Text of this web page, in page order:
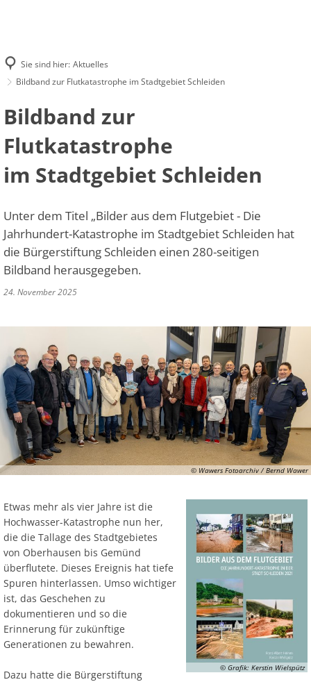
Sie sind hier: Aktuelles
Bildband zur Flutkatastrophe im Stadtgebiet Schleiden
Bildband zur
Flutkatastrophe
im Stadtgebiet Schleiden
Unter dem Titel „Bilder aus dem Flutgebiet - Die
Jahrhundert-Katastrophe im Stadtgebiet Schleiden hat
die Bürgerstiftung Schleiden einen 280-seitigen
Bildband herausgegeben.
24. November 2025
© Wawers Fotoarchiv / Bernd Wawer
© Grafik: Kerstin Wielspütz
Etwas mehr als vier Jahre ist die
Hochwasser-Katastrophe nun her,
die die Tallage des Stadtgebietes
von Oberhausen bis Gemünd
überflutete. Dieses Ereignis hat tiefe
Spuren hinterlassen. Umso wichtiger
ist, das Geschehen zu
dokumentieren und so die
Erinnerung für zukünftige
Generationen zu bewahren.
Dazu hatte die Bürgerstiftung